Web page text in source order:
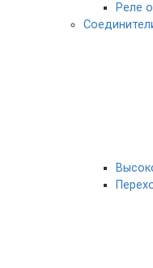
Реле